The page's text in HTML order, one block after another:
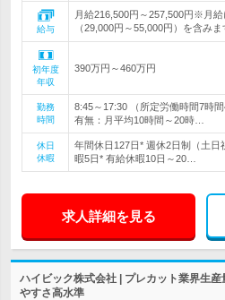
給与
月給216,500円～257,500円※月
（29,000円～55,000円）を含み
初年度
年収
390万円～460万円
勤務
時間
8:45～17:30 （所定労働時間7時
有無：月平均10時間～20時…
休日
休暇
年間休日127日* 週休2日制（土日
暇5日* 有給休暇10日～20…
求人詳細を見る
ハイビック株式会社 | プレカット業界生
やすさ高水準